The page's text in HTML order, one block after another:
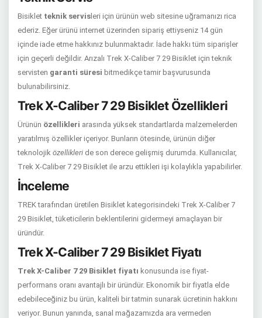
Bisiklet teknik servis leri için ürünün web sitesine uğramanızı rica
ederiz. Eğer ürünü internet üzerinden sipariş ettiyseniz 14 gün
içinde iade etme hakkınız bulunmaktadır. İade hakkı tüm siparişler
için geçerli değildir. Arızalı Trek X-Caliber 7 29 Bisiklet için teknik
servisten garanti süresi bitmedikçe tamir başvurusunda
bulunabilirsiniz.
Trek X-Caliber 7 29 Bisiklet Özellikleri
Ürünün özellikleri arasında yüksek standartlarda malzemelerden
yaratılmış özellikler içeriyor. Bunların ötesinde, ürünün diğer
teknolojik özellikleri de son derece gelişmiş durumda. Kullanıcılar,
Trek X-Caliber 7 29 Bisiklet ile arzu ettikleri işi kolaylıkla yapabilirler.
İnceleme
TREK tarafından üretilen Bisiklet kategorisindeki Trek X-Caliber 7
29 Bisiklet, tüketicilerin beklentilerini gidermeyi amaçlayan bir
üründür.
Trek X-Caliber 7 29 Bisiklet Fiyatı
Trek X-Caliber 7 29 Bisiklet fiyatı konusunda ise fiyat-
performans oranı avantajlı bir üründür. Ekonomik bir fiyatla elde
edebileceğiniz bu ürün, kaliteli bir tatmin sunarak ücretinin hakkını
veriyor. Bunun yanında, sanal mağazamızda ara vermeden